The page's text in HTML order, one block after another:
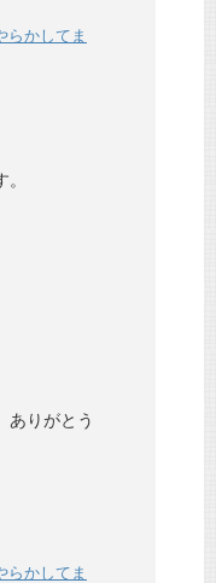
らかしてま
ありがとう
らかしてま